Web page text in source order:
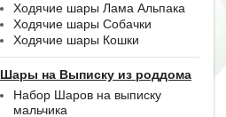
Ходячие шары Лама Альпака
Ходячие шары Собачки
Ходячие шары Кошки
Шары на Выписку из роддома
Набор Шаров на выписку
мальчика